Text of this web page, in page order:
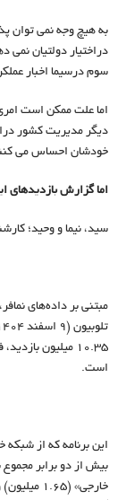
به هیچ وجه نمی توان
دراختیار دولتیان
سوم درسیما اخبار
دیگر مدیریت کشور
خودشان احساس می
اما گزارش بازدیدهای
سید، نیما و وحید؛
مبتنی بر داده‌های
۱۰.۳۵ میلیون
است.